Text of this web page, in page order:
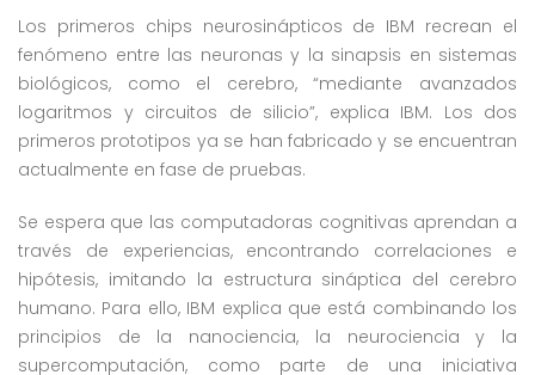
Los primeros chips neurosinápticos de IBM recrean el
fenómeno entre las neuronas y la sinapsis en sistemas
biológicos, como el cerebro, “mediante avanzados
logaritmos y circuitos de silicio”, explica IBM. Los dos
primeros prototipos ya se han fabricado y se encuentran
actualmente en fase de pruebas.
Se espera que las computadoras cognitivas aprendan a
través de experiencias, encontrando correlaciones e
hipótesis, imitando la estructura sináptica del cerebro
humano. Para ello, IBM explica que está combinando los
principios de la nanociencia, la neurociencia y la
supercomputación, como parte de una iniciativa